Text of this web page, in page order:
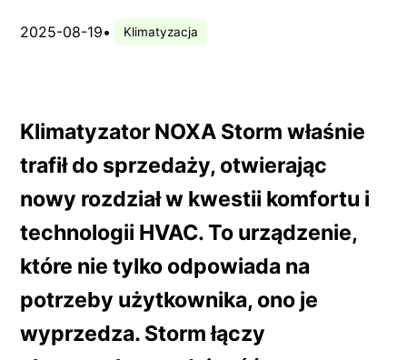
2025-08-19• Klimatyzacja
Klimatyzator NOXA Storm właśnie
trafił do sprzedaży, otwierając
nowy rozdział w kwestii komfortu i
technologii HVAC. To urządzenie,
które nie tylko odpowiada na
potrzeby użytkownika, ono je
wyprzedza. Storm łączy